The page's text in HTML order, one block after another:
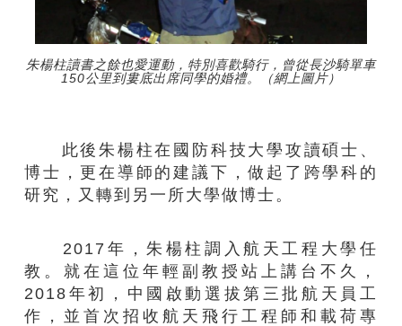
朱楊柱讀書之餘也愛運動，特別喜歡騎行，曾從長沙騎單車
150公里到婁底出席同學的婚禮。（網上圖片）
此後朱楊柱在國防科技大學攻讀碩士、
博士，更在導師的建議下，做起了跨學科的
研究，又轉到另一所大學做博士。
2017年，朱楊柱調入航天工程大學任
教。就在這位年輕副教授站上講台不久，
2018年初，中國啟動選拔第三批航天員工
作，並首次招收航天飛行工程師和載荷專